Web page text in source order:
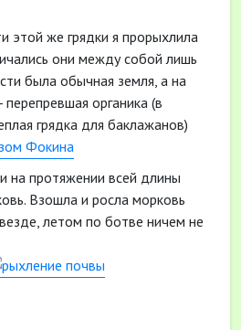
этой же грядки я прорыхлила
они между собой лишь
была обычная земля, а на
перепревшая органика (в
грядка для баклажанов)
на протяжении всей длины
Взошла и росла морковь
летом по ботве ничем не